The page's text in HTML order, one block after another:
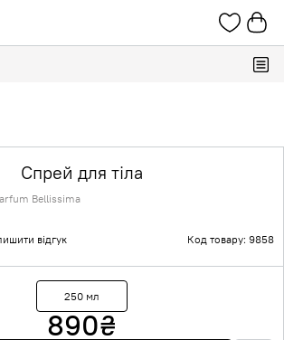
Спрей для тіла
Bellissima
відгук Код товару: 9858
250 мл
890₴